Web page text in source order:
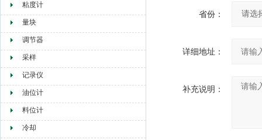
粘度计
量块
调节器
采样
记录仪
油位计
料位计
冷却
省份：
详细地址：
补充说明：